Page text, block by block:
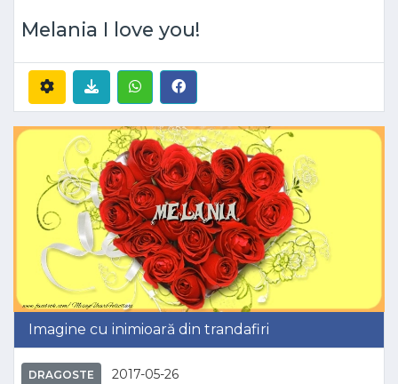
Melania I love you!
Imagine cu inimioară din trandafiri
DRAGOSTE 2017-05-26